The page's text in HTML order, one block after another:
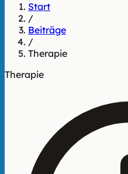
Start
/
Beiträge
/
Therapie
Therapie